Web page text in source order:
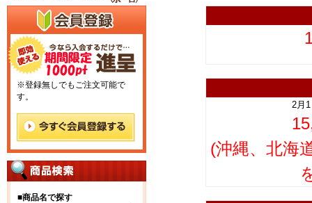
※登録無しでもご注文可能で
す。
■商品名で探す
2月
(沖縄、北海